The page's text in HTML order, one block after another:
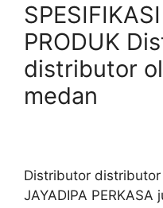
PRODUK
distributor
medan
Distributor
JAYADIPA PERKASA